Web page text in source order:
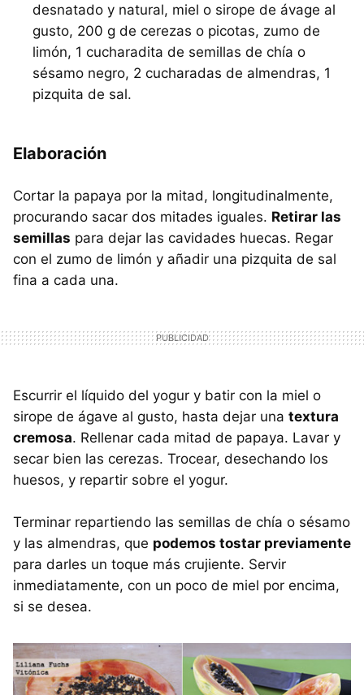
desnatado y natural, miel o sirope de ávage al
gusto, 200 g de cerezas o picotas, zumo de
limón, 1 cucharadita de semillas de chía o
sésamo negro, 2 cucharadas de almendras, 1
pizquita de sal.
Elaboración
Cortar la papaya por la mitad, longitudinalmente,
procurando sacar dos mitades iguales. Retirar las
semillas para dejar las cavidades huecas. Regar
con el zumo de limón y añadir una pizquita de sal
fina a cada una.
Escurrir el líquido del yogur y batir con la miel o
sirope de ágave al gusto, hasta dejar una textura
cremosa. Rellenar cada mitad de papaya. Lavar y
secar bien las cerezas. Trocear, desechando los
huesos, y repartir sobre el yogur.
Terminar repartiendo las semillas de chía o sésamo
y las almendras, que podemos tostar previamente
para darles un toque más crujiente. Servir
inmediatamente, con un poco de miel por encima,
si se desea.